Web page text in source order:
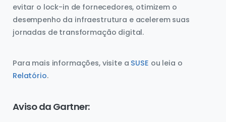
evitar o lock-in de fornecedores, otimizem o
desempenho da infraestrutura e acelerem suas
jornadas de transformação digital.
Para mais informações, visite a SUSE ou leia o
Relatório.
Aviso da Gartner: